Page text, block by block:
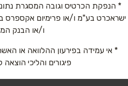
אנא חזרו אלי בקשר ל...
* הנפקת הכרטיס וגובה המסגרת
ישראכרט בע"מ ו/או פרימיום אקספרס
ו/או הבנק
* אי עמידה בפירעון ההלוואה או
פיגורים והליכי